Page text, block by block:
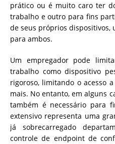
prático ou é muito caro ter
trabalho e outro para fins
de seus próprios dispositivos,
para ambos.
Um empregador pode
trabalho como dispositivo
rigoroso, limitando o acesso
mais. No entanto, em alguns
também é necessário para
extensivo representa uma
já sobrecarregado
controle de endpoint de